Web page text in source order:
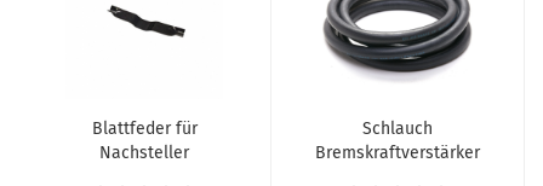
Blattfeder für
Nachsteller
Schlauch
Bremskraftverstärker